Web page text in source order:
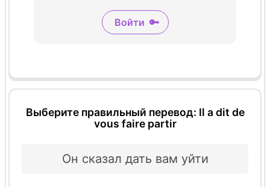
Войти 🔑
Выберите правильный перевод: Il a dit de
vous faire partir
Он сказал дать вам уйти